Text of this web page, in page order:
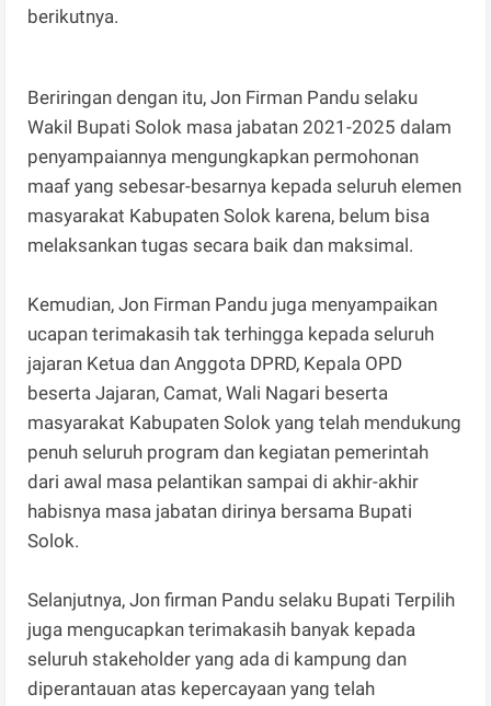
berikutnya.
Beriringan dengan itu, Jon Firman Pandu selaku
Wakil Bupati Solok masa jabatan 2021-2025 dalam
penyampaiannya mengungkapkan permohonan
maaf yang sebesar-besarnya kepada seluruh elemen
masyarakat Kabupaten Solok karena, belum bisa
melaksankan tugas secara baik dan maksimal.
Kemudian, Jon Firman Pandu juga menyampaikan
ucapan terimakasih tak terhingga kepada seluruh
jajaran Ketua dan Anggota DPRD, Kepala OPD
beserta Jajaran, Camat, Wali Nagari beserta
masyarakat Kabupaten Solok yang telah mendukung
penuh seluruh program dan kegiatan pemerintah
dari awal masa pelantikan sampai di akhir-akhir
habisnya masa jabatan dirinya bersama Bupati
Solok.
Selanjutnya, Jon firman Pandu selaku Bupati Terpilih
juga mengucapkan terimakasih banyak kepada
seluruh stakeholder yang ada di kampung dan
diperantauan atas kepercayaan yang telah